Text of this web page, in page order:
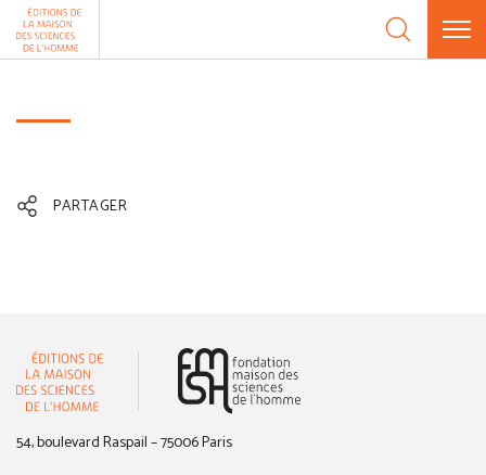
Aller au contenu
PARTAGER
54, boulevard Raspail – 75006 Paris
Panneau de gestion des cookies